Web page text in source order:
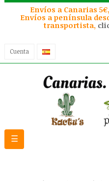
Envíos a Canarias
Envíos a península
transportista,
Cuenta
Navegación
de
☰